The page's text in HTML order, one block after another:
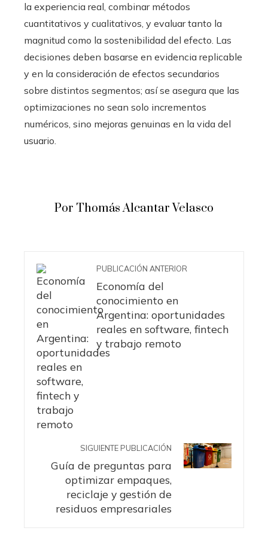
la experiencia real, combinar métodos
cuantitativos y cualitativos, y evaluar tanto la
magnitud como la sostenibilidad del efecto. Las
decisiones deben basarse en evidencia replicable
y en la consideración de efectos secundarios
sobre distintos segmentos; así se asegura que las
optimizaciones no sean solo incrementos
numéricos, sino mejoras genuinas en la vida del
usuario.
Por Thomás Alcantar Velasco
PUBLICACIÓN ANTERIOR
Economía del
conocimiento en
Argentina: oportunidades
reales en software, fintech
y trabajo remoto
SIGUIENTE PUBLICACIÓN
Guía de preguntas para
optimizar empaques,
reciclaje y gestión de
residuos empresariales